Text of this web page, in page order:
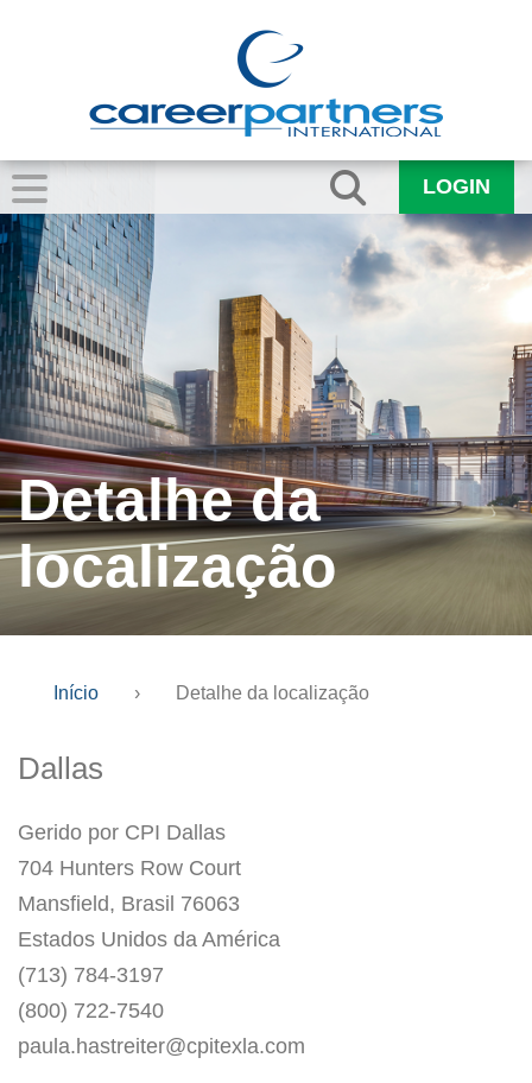
LOGIN
Detalhe da
localização
Início › Detalhe da localização
Dallas
Gerido por CPI Dallas
704 Hunters Row Court
Mansfield, Brasil 76063
Estados Unidos da América
(713) 784-3197
(800) 722-7540
paula.hastreiter@cpitexla.com